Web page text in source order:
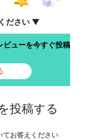
ださい ▼
ューを今すぐ投稿
投稿する
てお答えください